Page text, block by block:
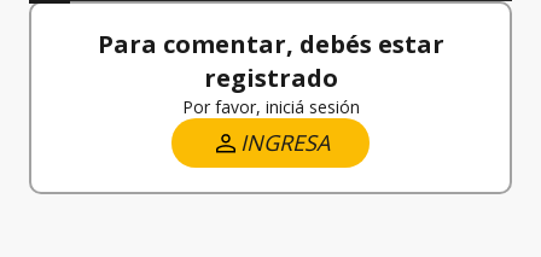
Para comentar, debés estar
registrado
Por favor, iniciá sesión
INGRESA